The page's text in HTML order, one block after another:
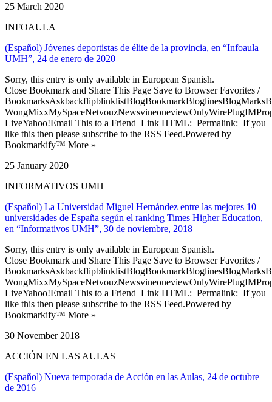
25 March 2020
INFOAULA
(Español) Jóvenes deportistas de élite de la provincia, en “Infoaula
UMH”, 24 de enero de 2020
Sorry, this entry is only available in European Spanish.
Close Bookmark and Share This Page Save to Browser Favorites /
LiveYahoo!Email This to a Friend Link HTML: Permalink: If you
like this then please subscribe to the RSS Feed.Powered by
Bookmarkify™ More »
25 January 2020
INFORMATIVOS UMH
(Español) La Universidad Miguel Hernández entre las mejores 10
universidades de España según el ranking Times Higher Education,
en “Informativos UMH”, 30 de noviembre, 2018
Sorry, this entry is only available in European Spanish.
Close Bookmark and Share This Page Save to Browser Favorites /
LiveYahoo!Email This to a Friend Link HTML: Permalink: If you
like this then please subscribe to the RSS Feed.Powered by
Bookmarkify™ More »
30 November 2018
ACCIÓN EN LAS AULAS
(Español) Nueva temporada de Acción en las Aulas, 24 de octubre
de 2016